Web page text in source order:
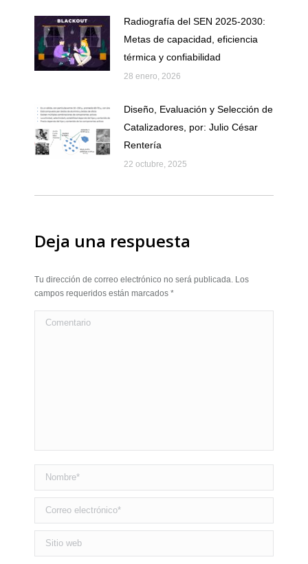
Radiografía del SEN 2025-2030:
Metas de capacidad, eficiencia
térmica y confiabilidad
28 enero, 2026
Diseño, Evaluación y Selección de
Catalizadores, por: Julio César
Rentería
22 octubre, 2025
Deja una respuesta
Tu dirección de correo electrónico no será publicada. Los
campos requeridos están marcados *
Comentario
Nombre *
Correo electrónico *
Sitio web